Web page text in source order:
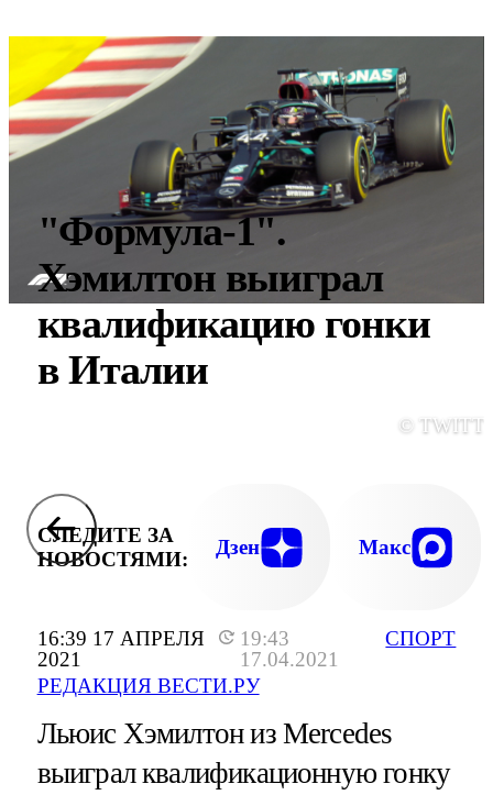
16:39 17 АПРЕЛЯ
2021
19:43
17.04.2021
РЕДАКЦИЯ ВЕСТИ.РУ
СПОРТ
"Формула-1".
Хэмилтон выиграл
квалификацию гонки
в Италии
©
СЛЕДИТЕ ЗА
НОВОСТЯМИ:
Дзен Макс
Льюис Хэмилтон из Mercedes
выиграл квалификационную гонку